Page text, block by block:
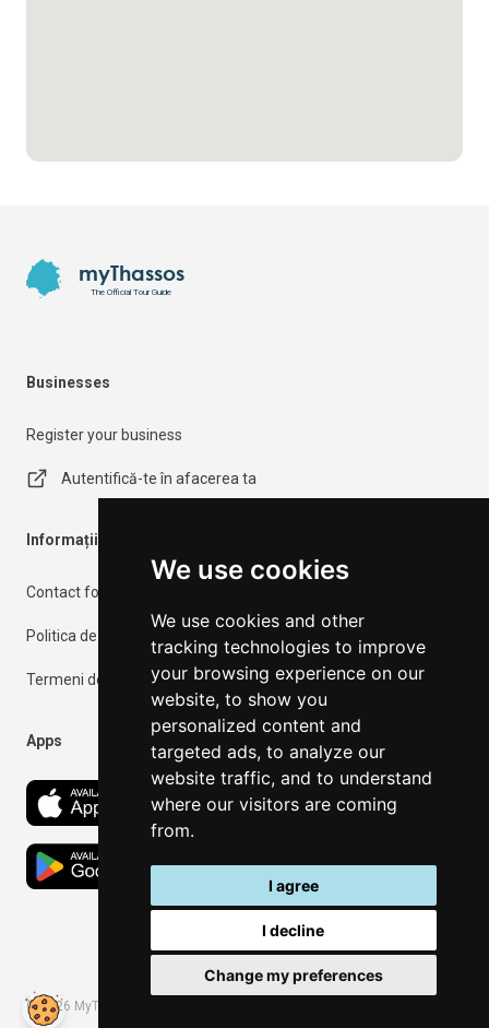
We use cookies
We use cookies and other
tracking technologies to improve
your browsing experience on our
website, to show you
personalized content and
targeted ads, to analyze our
website traffic, and to understand
where our visitors are coming
from.
I agree
I decline
Change my preferences
myThassos
The Official Tour Guide
Businesses
Register your business
Autentifică-te în afacerea ta
Informații importante
Contact form
Politica de confidențialitate
Termeni de utilizare
Apps
© 2026 MyThassos. All rights reserved.